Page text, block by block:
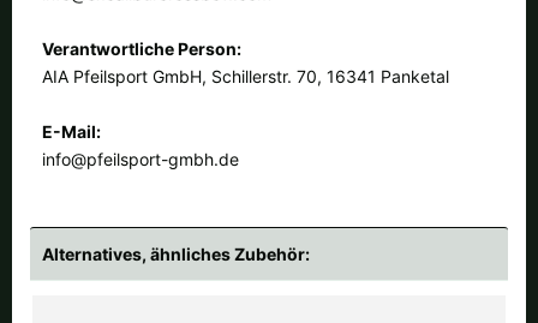
Verantwortliche Person:
AIA Pfeilsport GmbH, Schillerstr. 70, 16341 Panketal
E-Mail:
info@pfeilsport-gmbh.de
Alternatives, ähnliches Zubehör: